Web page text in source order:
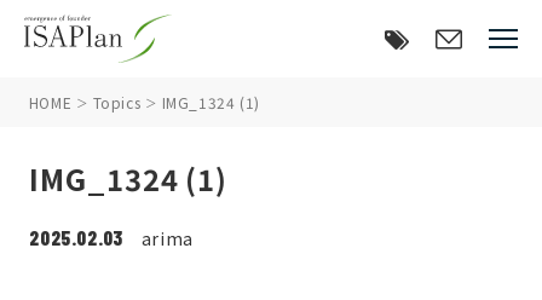
HOME Topics IMG_1324 (1)
IMG_1324 (1)
2025.02.03 arima